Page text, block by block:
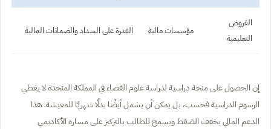
القروض
التعليمية
مؤسسات مالية القدرة على السداد والضمانات المالية
إن الحصول على منحة دراسية لدراسة علوم الفضاء في المملكة المتحدة لا يغطي
الرسوم الدراسية فحسب، بل يمكن أن يشمل أيضًا بدلًا شهريًا للمعيشة. هذا
الدعم المالي يخفف الضغط ويسمح للطالب بالتركيز على مساره الأكاديمي